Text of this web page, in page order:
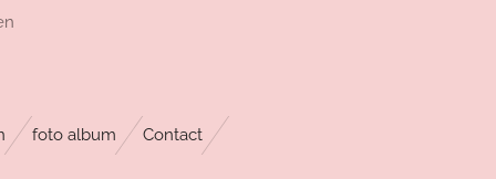
foto album Contact